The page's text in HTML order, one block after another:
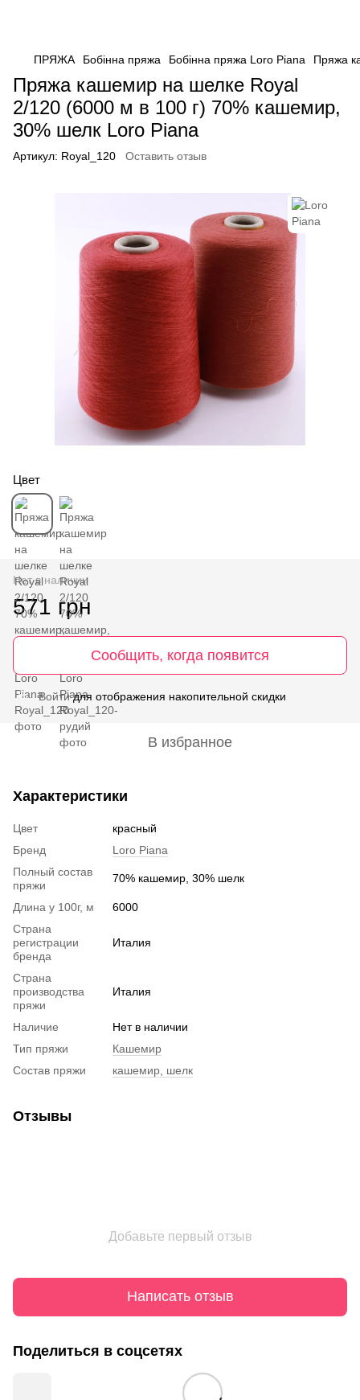
ПРЯЖА Бобінна пряжа Бобінна пряжа Loro Piana Пряжа
Пряжа кашемир на шелке Royal
2/120 (6000 м в 100 г) 70% кашемир,
30% шелк Loro Piana
Артикул: Royal_120 Оставить отзыв
Цвет
Нет в наличии
571 грн
Сообщить, когда появится
% Войтидля отображения накопительной скидки
В избранное
Характеристики
Цвет
красный
Бренд
Loro Piana
Полный состав
пряжи
70% кашемир, 30% шелк
Длина у 100г, м
6000
Страна
регистрации
бренда
Италия
Страна
производства
пряжи
Италия
Наличие
Нет в наличии
Тип пряжи
Кашемир
Состав пряжи
кашемир, шелк
Отзывы
Добавьте первый отзыв
Написать отзыв
Поделиться в соцсетях